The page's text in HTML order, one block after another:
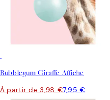
Bubblegum Giraffe Affiche
À partir de 3,98 €7,95 €